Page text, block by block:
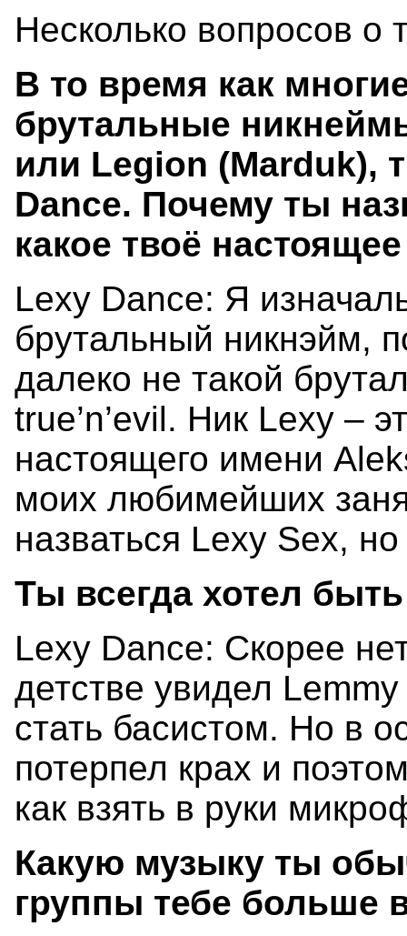
Несколько вопросов о
В то время как
брутальные
или Legion (Marduk),
Dance. Почему ты
какое твоё
Lexy Dance: Я
брутальный никнэйм,
далеко не такой
true’n’evil. Ник Lexy –
настоящего имени
моих любимейших
назваться Lexy Sex,
Ты всегда хотел
Lexy Dance: Скорее
детстве увидел
стать басистом. Но в
потерпел крах и
как взять в руки
Какую музыку ты
группы тебе больше